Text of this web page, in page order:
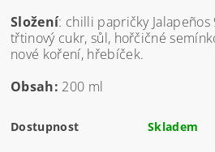
Složení: chilli papričky Jalapeños
třtinový cukr, sůl, hořčičné
nové koření, hřebíček.
Obsah: 200 ml
Dostupnost Skladem